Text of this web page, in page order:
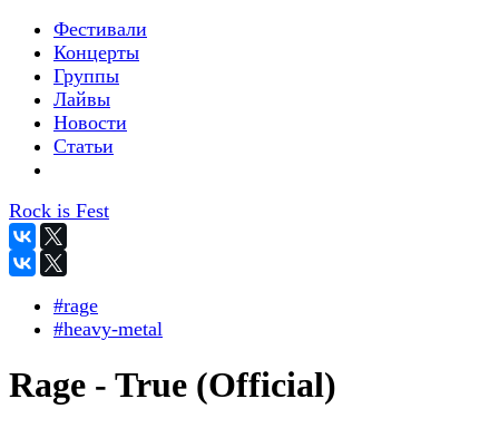
Фестивали
Концерты
Группы
Лайвы
Новости
Статьи
Rock is Fest
#rage
#heavy-metal
Rage - True (Official)